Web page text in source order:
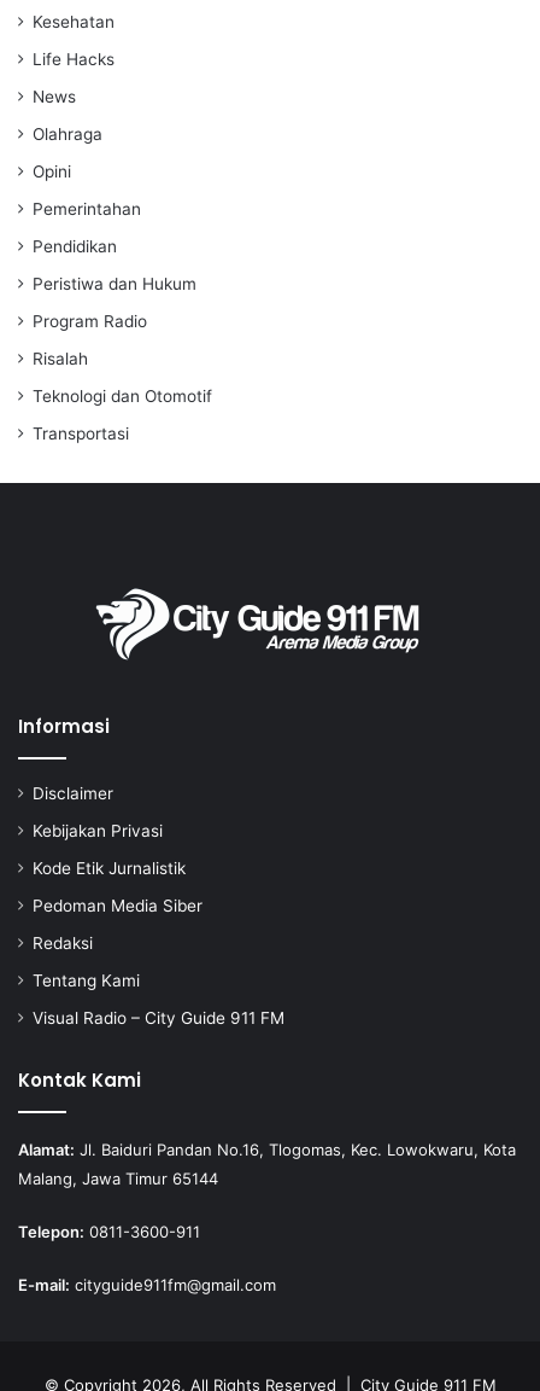
Kesehatan
Life Hacks
News
Olahraga
Opini
Pemerintahan
Pendidikan
Peristiwa dan Hukum
Program Radio
Risalah
Teknologi dan Otomotif
Transportasi
Informasi
Disclaimer
Kebijakan Privasi
Kode Etik Jurnalistik
Pedoman Media Siber
Redaksi
Tentang Kami
Visual Radio – City Guide 911 FM
Kontak Kami
Alamat: Jl. Baiduri Pandan No.16, Tlogomas, Kec. Lowokwaru, Kota
Malang, Jawa Timur 65144
Telepon: 0811-3600-911
E-mail: cityguide911fm@gmail.com
© Copyright 2026, All Rights Reserved | City Guide 911 FM